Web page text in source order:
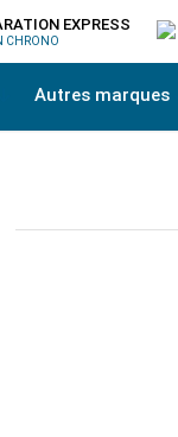
EXPRESS
CHRONO
Autres marques